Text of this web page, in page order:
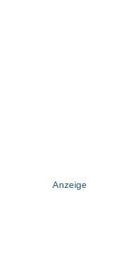
Anzeige